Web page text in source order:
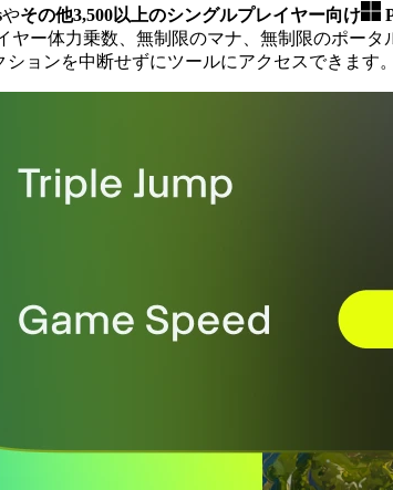
やその他3,500以上のシングルプレイヤー向け
ヤー体力乗数、無制限のマナ、無制限のポー
ョンを中断せずにツールにアクセスできます。